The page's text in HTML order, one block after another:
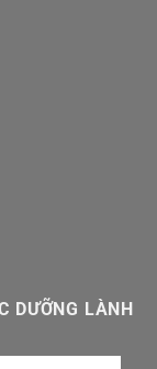
DƯỠNG LÀNH